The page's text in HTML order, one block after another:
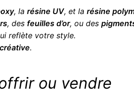
, la résine UV, et la résine
, des feuilles d’or, ou des
reflète votre style.
.
ou vendre